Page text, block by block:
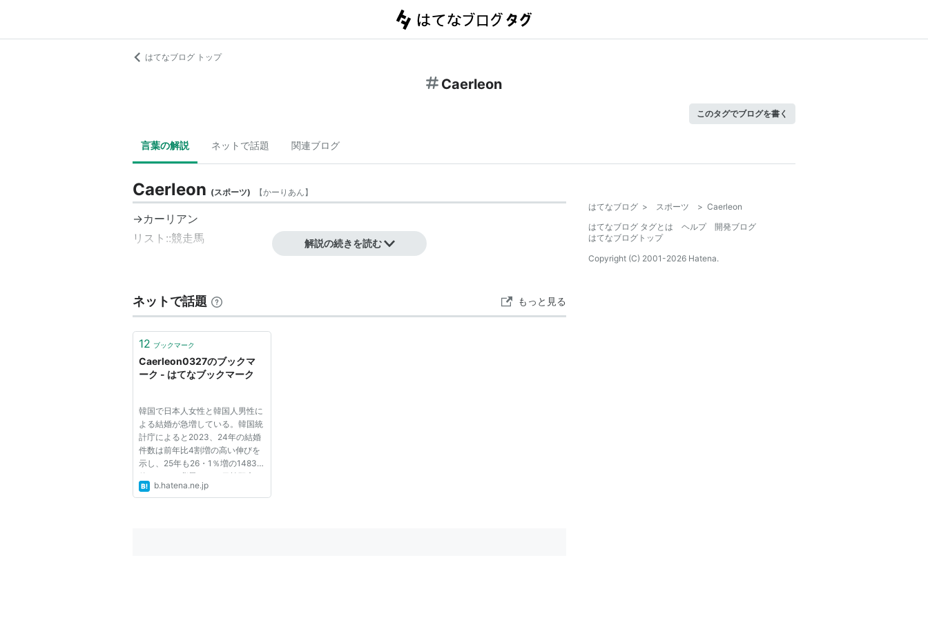
はてなブログ トップ
Caerleon
このタグでブログを書く
言葉の解説 ネットで話題 関連ブログ
Caerleon (スポーツ) 【かーりあん】
→カーリアン
リスト::競走馬
解説の続きを読む
ネットで話題 もっと見る
12 ブックマーク
Caerleon0327のブックマ
ーク - はてなブックマーク
韓国で日本人女性と韓国人男性に
よる結婚が急増している。韓国統
計庁によると2023、24年の結婚
件数は前年比4割増の高い伸びを
示し、25年も26・1％増の1483
件だった。背景には、日韓双方の
文化の浸透や結婚の経済的負担を
b.hatena.ne.jp
はてなブログ > スポーツ > Caerleon
はてなブログ タグとは
ヘルプ
開発ブログ
はてなブログトップ
Copyright (C) 2001-2026 Hatena.